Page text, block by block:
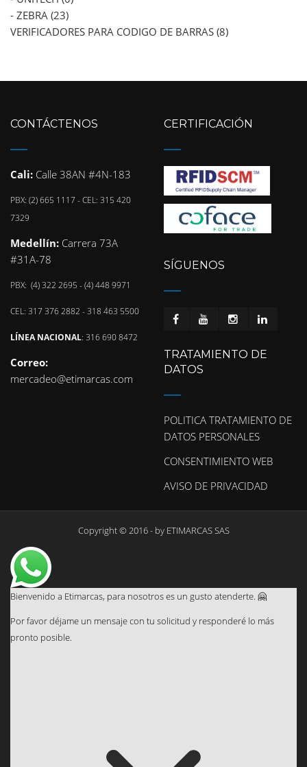
- ZEBRA (23)
VERIFICADORES PARA CODIGO DE BARRAS (8)
CONTÁCTENOS
Cali: Calle 38AN #4N-183
PBX: (2) 665 1117 - CEL: 315 420
7329
Medellín: Carrera 73A
#31A-78
PBX: (4) 322 2695 - (4) 448 9971
CEL: 317 376 2882 - 318 463 5500
LÍNEA NACIONAL: 316 690 8472
Correo:
mercadeo@etimarcas.com
CERTIFICACIÓN
SÍGUENOS
TRATAMIENTO DE
DATOS
POLITICA TRATAMIENTO DE
DATOS PERSONALES
CONSENTIMIENTO WEB
AVISO DE PRIVACIDAD
Copyright © 2016 - by ETIMARCAS SAS
Bienvenido a Etimarcas, para nosotros es un gusto atenderte. 🤗
Por favor déjame un mensaje con tu solicitud y responderé lo más
pronto posible.